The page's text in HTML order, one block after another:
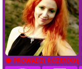
PROWADZI ROZMOWĘ